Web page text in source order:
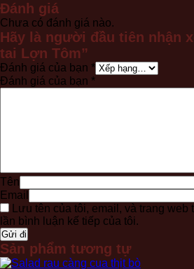
Đánh giá
Chưa có đánh giá nào.
Hãy là người đầu tiên nhận
tai Lợn Tôm”
Đánh giá của bạn *
Đánh giá của bạn *
Tên
Email
Lưu tên của tôi, email, và trang
lần bình luận kế tiếp của tôi.
Sản phẩm tương tự